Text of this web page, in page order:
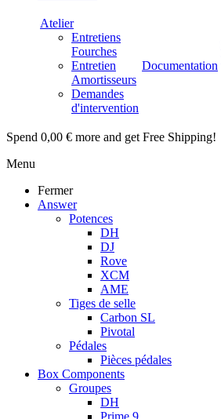
Atelier
Entretiens
Fourches
Entretien
Amortisseurs
Demandes
d'intervention
Documentation
Spend 0,00 € more and get Free Shipping!
Menu
Fermer
Answer
Potences
DH
DJ
Rove
XCM
AME
Tiges de selle
Carbon SL
Pivotal
Pédales
Pièces pédales
Box Components
Groupes
DH
Prime 9